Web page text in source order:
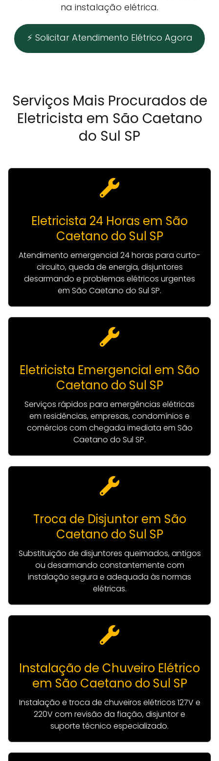
na instalação elétrica.
⚡ Solicitar Atendimento Elétrico Agora
Serviços Mais Procurados de
Eletricista em São Caetano
do Sul SP
Eletricista 24 Horas em São
Caetano do Sul SP
Atendimento emergencial 24 horas para curto-
circuito, queda de energia, disjuntores
desarmando e problemas elétricos urgentes
em São Caetano do Sul SP.
Eletricista Emergencial em São
Caetano do Sul SP
Serviços rápidos para emergências elétricas
em residências, empresas, condomínios e
comércios com chegada imediata em São
Caetano do Sul SP.
Troca de Disjuntor em São
Caetano do Sul SP
Substituição de disjuntores queimados, antigos
ou desarmando constantemente com
instalação segura e adequada às normas
elétricas.
Instalação de Chuveiro Elétrico
em São Caetano do Sul SP
Instalação e troca de chuveiros elétricos 127V e
220V com revisão da fiação, disjuntor e
suporte técnico especializado.